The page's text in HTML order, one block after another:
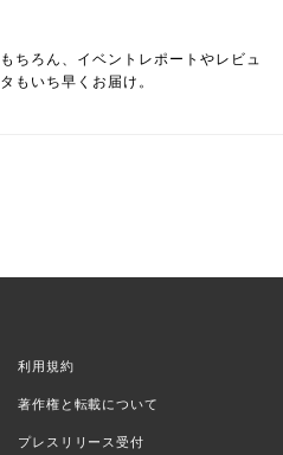
ちろん、イベントレポートやレビュ
もいち早くお届け。
利用規約
著作権と転載について
プレスリリース受付